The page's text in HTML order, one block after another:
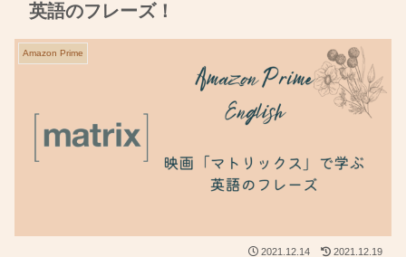
英語のフレーズ！
Amazon Prime
2021.12.14 2021.12.19